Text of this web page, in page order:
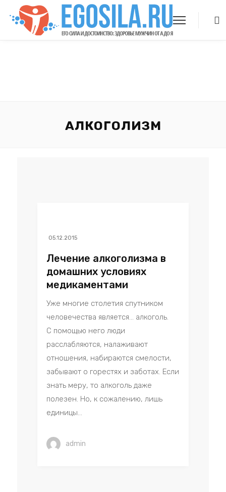
АЛКОГОЛИЗМ
05.12.2015
Лечение алкоголизма в
домашних условиях
медикаментами
Уже многие столетия спутником
человечества является… алкоголь.
С помощью него люди
расслабляются, налаживают
отношения, набираются смелости,
забывают о горестях и заботах. Если
знать меру, то алкоголь даже
полезен. Но, к сожалению, лишь
единицы...
admin